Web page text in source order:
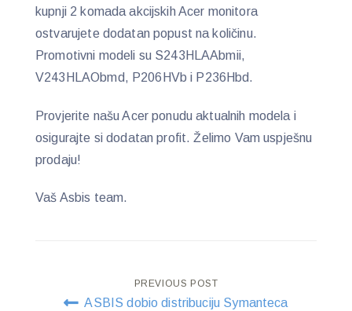
kupnji 2 komada akcijskih Acer monitora
ostvarujete dodatan popust na količinu.
Promotivni modeli su S243HLAAbmii,
V243HLAObmd, P206HVb i P236Hbd.
Provjerite našu Acer ponudu aktualnih modela i
osigurajte si dodatan profit. Želimo Vam uspješnu
prodaju!
Vaš Asbis team.
Post
PREVIOUS POST
ASBIS dobio distribuciju Symanteca